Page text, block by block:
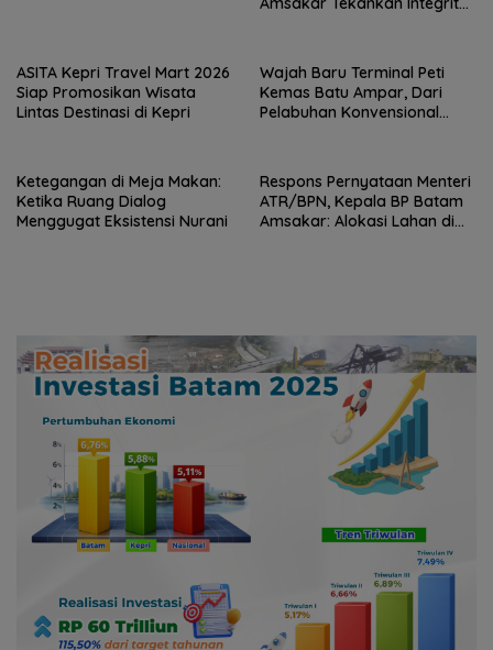
ASITA Kepri Travel Mart 2026
Siap Promosikan Wisata
Lintas Destinasi di Kepri
Wajah Baru Terminal Peti
Kemas Batu Ampar, Dari
Pelabuhan Konvensional
Ketegangan di Meja Makan:
Ketika Ruang Dialog
Menggugat Eksistensi Nurani
Respons Pernyataan Menteri
ATR/BPN, Kepala BP Batam
Amsakar: Alokasi Lahan di